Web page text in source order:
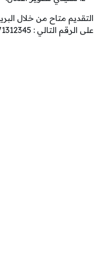
التقديم متاح من خلال
على الرقم التالي : 71312345.